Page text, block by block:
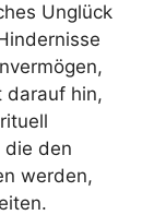
Unglück
darauf hin,
die den
werden,